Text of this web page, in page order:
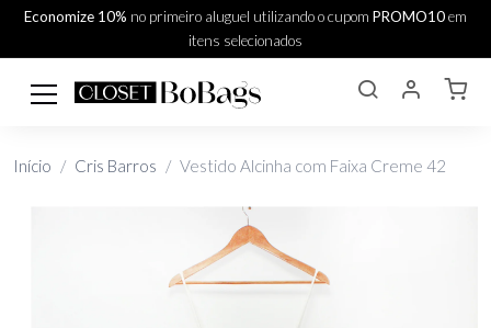
Economize 10% no primeiro aluguel utilizando o cupom PROMO10em
itens selecionados
Início Cris Barros Vestido Alcinha com Faixa Creme 42